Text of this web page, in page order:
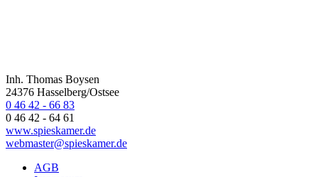
Inh. Thomas Boysen
24376 Hasselberg/Ostsee
0 46 42 - 66 83
0 46 42 - 64 61
www.spieskamer.de
webmaster@spieskamer.de
AGB